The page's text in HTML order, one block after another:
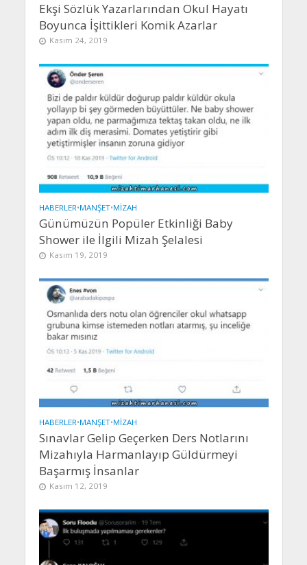
Ekşi Sözlük Yazarlarından Okul Hayatı
Boyunca İşittikleri Komik Azarlar
Kasım 24, 2019
HABERLER•MANŞET•MIZAH
Günümüzün Popüler Etkinliği Baby
Shower ile İlgili Mizah Şelalesi
Kasım 19, 2019
HABERLER•MANŞET•MIZAH
Sınavlar Gelip Geçerken Ders Notlarını
Mizahıyla Harmanlayıp Güldürmeyi
Başarmış İnsanlar
Kasım 12, 2019